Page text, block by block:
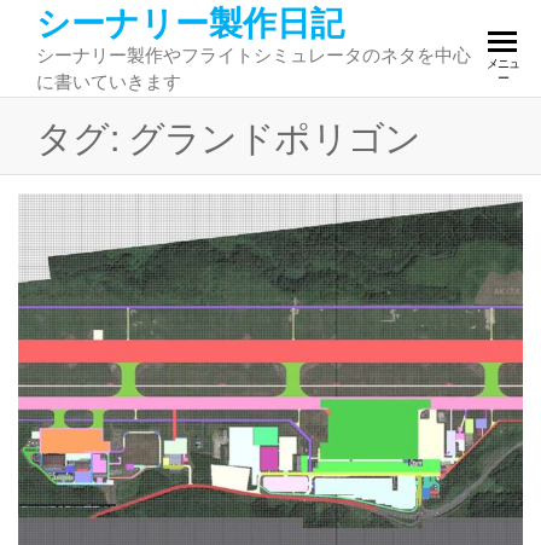
ン
シーナリー製作日記
シーナリー製作やフライトシミュレータのネタを中心
に書いていきます
メニュ
ー
タグ: グランドポリゴン